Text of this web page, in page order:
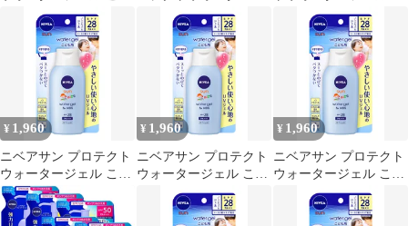
も用 SPF28 PA++ 120g
[120グラム (x 1)]
ェル SPF50/PA+++ つめ
かえ用 125g
ども用 120g
¥ 1,960
ニベアサン プロテクト
ウォータージェル こど
も用 SPF28 PA++ 120g
[120グラム (x 1)]
¥ 1,960
ニベアサン プロテクト
ウォータージェル こど
も用 SPF28 PA++ 120g
[120グラム (x 1)]
¥ 1,960
ニベアサン プロテクト
ウォータージェル こど
も用 SPF28 PA++ 120g
[120グラム (x 1)]